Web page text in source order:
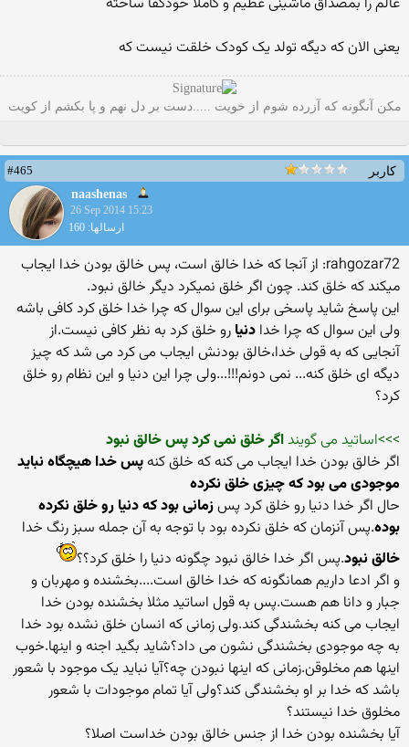
یعنی الان که دیگه تولد یک کودک خلقت نیست که
مکن آنگونه که آزرده شوم از خویت .....دست بر دل نهم و پا بکشم از کویت
کاربر
#465
naashenas
26 Sep 2014 15:23
ارسالها: 160
rahgozar72: از آنجا که خدا خالق است، پس خالق بودن خدا ایجاب
میکند که خلق کند. چون اگر خلق نمیکرد دیگر خالق نبود.
این پاسخ شاید پاسخی برای این سوال که چرا خدا خلق کرد کافی باشه
ولی این سوال که چرا خدا دنیا رو خلق کرد به نظر کافی نیست.از
آنجایی که به قولی خدا،خالق بودنش ایجاب می کرد می شد که چیز
دیگه ای خلق کنه... نمی دونم!!!...ولی چرا این دنیا و این نظام رو خلق
کرد؟
>>>اساتید می گوینداگر خلق نمی کرد پس خالق نبود
اگر خالق بودن خدا ایجاب می کنه که خلق کنهپس خدا هیچگاه نباید
موجودی می بود که چیزی خلق نکرده
حال اگر خدا دنیا رو خلق کرد پسزمانی بود که دنیا رو خلق نکرده
بوده.پس آنزمان که خلق نکرده بود با توجه به آن جمله سبز رنگ خدا
خالق نبود.پس اگر خدا خالق نبود چگونه دنیا را خلق کرد؟؟
و اگر ادعا داریم همانگونه که خدا خالق است....بخشنده و مهربان و
جبار و دانا هم هست.پس به قول اساتید مثلا بخشنده بودن خدا
ایجاب می کنه بخشندگی کند.ولی زمانی که انسان خلق نشده بود خدا
به چه موجودی بخشندگی نشون می داد؟شاید بگید اجنه و اینها.خوب
اینها هم مخلوقن.زمانی که اینها نبودن چه؟آیا نباید یک موجود با شعور
باشد که خدا بر او بخشندگی کند؟ولی آیا تمام موجودات با شعور
مخلوق خدا نیستند؟
آیا بخشنده بودن خدا از جنس خالق بودن خداست اصلا؟